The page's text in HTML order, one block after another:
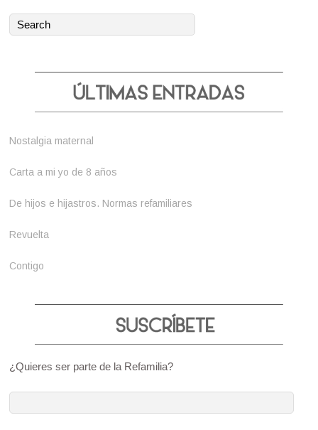
Nostalgia maternal
Carta a mi yo de 8 años
De hijos e hijastros. Normas refamiliares
Revuelta
Contigo
¿Quieres ser parte de la Refamilia?